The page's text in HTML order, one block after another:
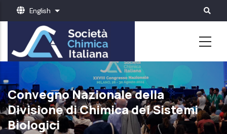
content
English List additional actions
Convegno Nazionale della
Divisione di Chimica dei Sistemi
Biologici